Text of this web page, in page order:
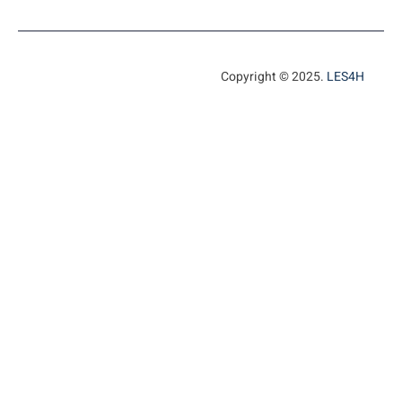
Copyright © 2025. LES4H